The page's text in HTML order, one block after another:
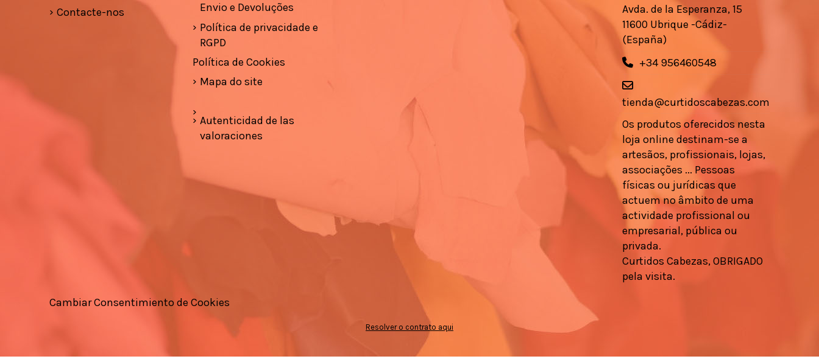
Contacte-nos
Envio e Devoluções
Política de privacidade e
RGPD
Política de Cookies
Mapa do site
Autenticidad de las
valoraciones
Avda. de la Esperanza, 15
11600 Ubrique -Cádiz-
(España)
+34 956460548
tienda@curtidoscabezas.com
Os produtos oferecidos nesta
loja online destinam-se a
artesãos, profissionais, lojas,
associações ... Pessoas
físicas ou jurídicas que
actuem no âmbito de uma
actividade profissional ou
empresarial, pública ou
privada.
Curtidos Cabezas, OBRIGADO
pela visita.
Cambiar Consentimiento de Cookies
Resolver o contrato aqui